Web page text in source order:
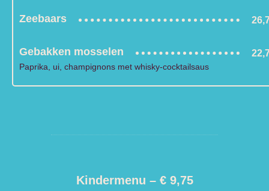
Zeebaars
Gebakken mosselen
Paprika, ui, champignons met whisky-cocktailsaus
Kindermenu – € 9,75